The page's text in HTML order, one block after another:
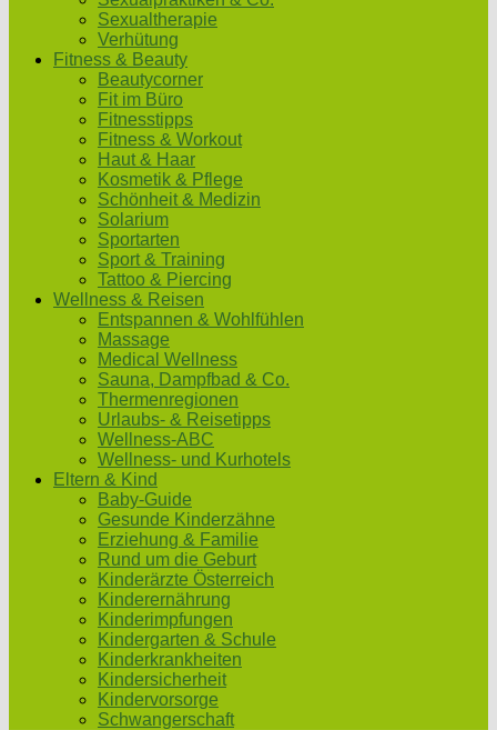
Sexualtherapie
Verhütung
Fitness & Beauty
Beautycorner
Fit im Büro
Fitnesstipps
Fitness & Workout
Haut & Haar
Kosmetik & Pflege
Schönheit & Medizin
Solarium
Sportarten
Sport & Training
Tattoo & Piercing
Wellness & Reisen
Entspannen & Wohlfühlen
Massage
Medical Wellness
Sauna, Dampfbad & Co.
Thermenregionen
Urlaubs- & Reisetipps
Wellness-ABC
Wellness- und Kurhotels
Eltern & Kind
Baby-Guide
Gesunde Kinderzähne
Erziehung & Familie
Rund um die Geburt
Kinderärzte Österreich
Kinderernährung
Kinderimpfungen
Kindergarten & Schule
Kinderkrankheiten
Kindersicherheit
Kindervorsorge
Schwangerschaft